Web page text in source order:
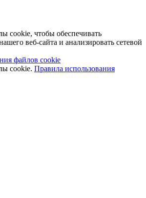
cookie, чтобы обеспечивать
веб-сайта и анализировать сетевой
файлов cookie
cookie. Правила использования